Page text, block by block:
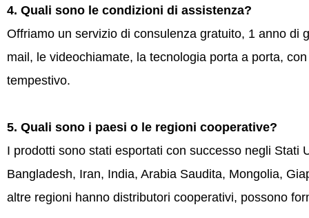
4. Quali sono le condizioni di assistenza?
Offriamo un servizio di consulenza gratuito, 1 anno di
mail, le videochiamate, la tecnologia porta a porta,
tempestivo.
5. Quali sono i paesi o le regioni cooperative?
I prodotti sono stati esportati con successo negli Stati
Bangladesh, Iran, India, Arabia Saudita, Mongolia,
altre regioni hanno distributori cooperativi, possono